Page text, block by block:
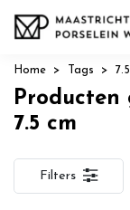
Home Tags
Producten
7.5 cm
Filters